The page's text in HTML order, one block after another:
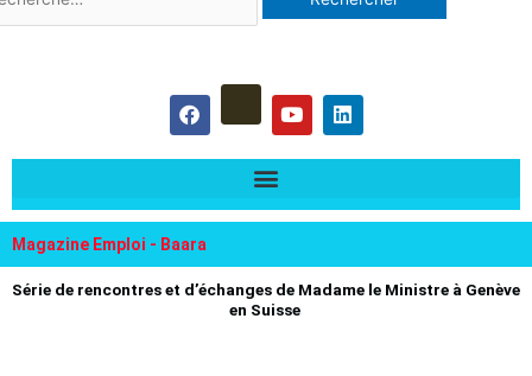
:
F
a
c
e
o
Y
o
u
t
e
L
i
n
k
i
Magazine Emploi - Baara
Série de rencontres et d’échanges de Madame le Ministre à Genève
en Suisse